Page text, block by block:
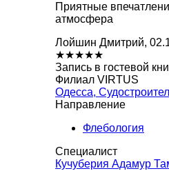
Приятные
атмосфера
Лойшин Дмитрий,
★★★★★
Запись в гостевой
Филиал VIRTUS
Одесса,
Направление
Флебология
Специалист
Кучуберия Адамур